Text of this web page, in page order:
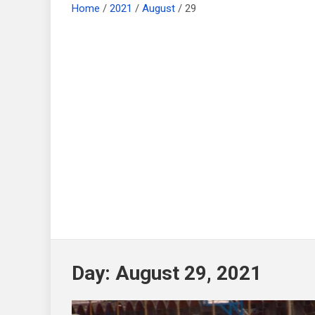
Home 2021 August 29
Day: August 29, 2021